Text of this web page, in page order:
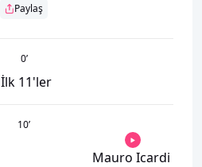
Paylaş
0’
İlk 11'ler
10’
Mauro Icardi